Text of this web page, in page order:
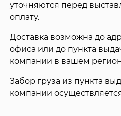
уточняются перед
оплату.
Доставка возможна до
офиса или до пункта
компании в вашем
Забор груза из пункта
компании